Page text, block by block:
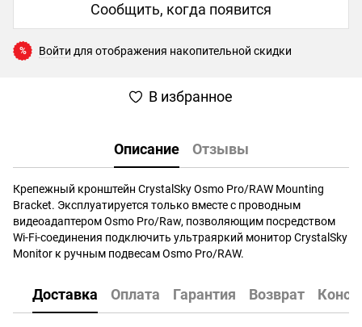
Сообщить, когда появится
% Войти для отображения накопительной скидки
В избранное
Описание Отзывы
Крепежный кронштейн CrystalSky Osmo Pro/RAW Mounting
Bracket. Эксплуатируется только вместе с проводным
видеоадаптером Osmo Pro/Raw, позволяющим посредством
Wi-Fi-соединения подключить ультраяркий монитор CrystalSky
Monitor к ручным подвесам Osmo Pro/RAW.
Доставка Оплата Гарантия Возврат